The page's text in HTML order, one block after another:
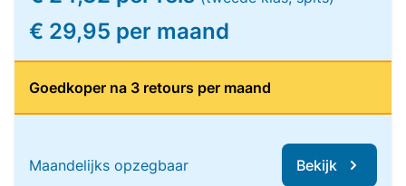
€ 29,95 per maand
Goedkoper na 3 retours per maand
Maandelijks opzegbaar Bekijk